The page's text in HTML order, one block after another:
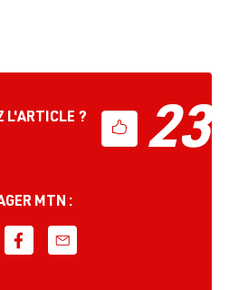
L'ARTICLE ? 23
MTN :